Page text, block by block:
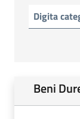
Beni